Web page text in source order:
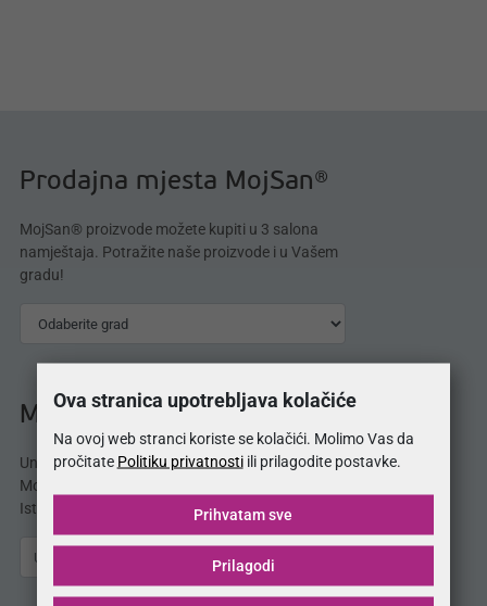
Prodajna mjesta MojSan®
MojSan® proizvode možete kupiti u 3 salona
namještaja. Potražite naše proizvode i u Vašem
gradu!
MojSan® katalog
Unesite svoju e-mail adresu i odmah dobijate
MojSan® katalog proizvoda direktno u svoj inbox.
Istražite ponudu madraca, kreveta, jastuka i više.
Ova stranica upotrebljava kolačiće
Na ovoj web stranci koriste se kolačići. Molimo Vas da
pročitate Politiku privatnostiili prilagodite postavke.
Prilagodi
Prihvatam sve